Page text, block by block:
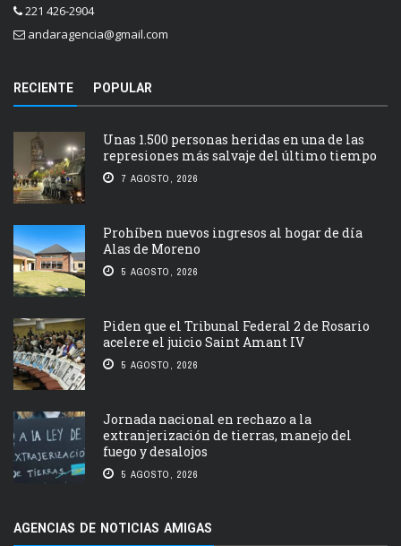
221 426-2904
andaragencia@gmail.com
RECIENTE POPULAR
Unas 1.500 personas heridas en una de las
represiones más salvaje del último tiempo
7 AGOSTO, 2026
Prohíben nuevos ingresos al hogar de día
Alas de Moreno
5 AGOSTO, 2026
Piden que el Tribunal Federal 2 de Rosario
acelere el juicio Saint Amant IV
5 AGOSTO, 2026
Jornada nacional en rechazo a la
extranjerización de tierras, manejo del
fuego y desalojos
5 AGOSTO, 2026
AGENCIAS DE NOTICIAS AMIGAS